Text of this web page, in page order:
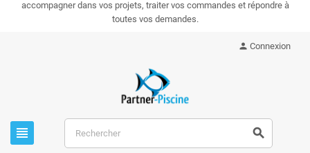
accompagner dans vos projets, traiter vos commandes et répondre à
toutes vos demandes.
view_headline search
person Connexion